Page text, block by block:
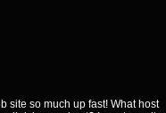
site so much up fast! What host